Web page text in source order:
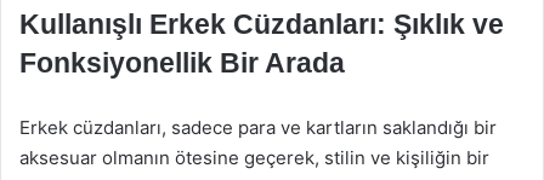
Kullanışlı Erkek Cüzdanları: Şıklık ve
Fonksiyonellik Bir Arada
Erkek cüzdanları, sadece para ve kartların saklandığı bir
aksesuar olmanın ötesine geçerek, stilin ve kişiliğin bir